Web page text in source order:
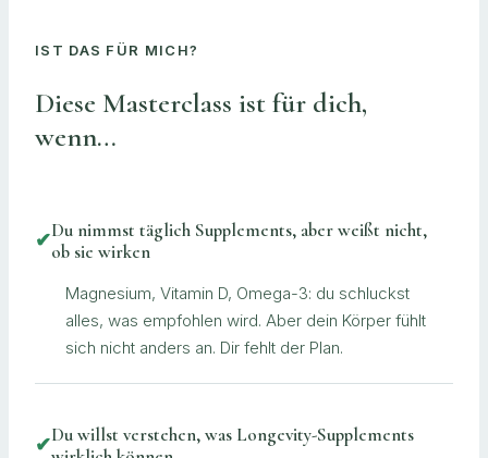
IST DAS FÜR MICH?
Diese Masterclass ist für dich,
wenn…
✔Du nimmst täglich Supplements, aber weißt nicht,
ob sie wirken
Magnesium, Vitamin D, Omega-3: du schluckst
alles, was empfohlen wird. Aber dein Körper fühlt
sich nicht anders an. Dir fehlt der Plan.
✔Du willst verstehen, was Longevity-Supplements